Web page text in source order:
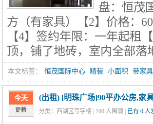
盘：恒茂
方（有家具）【2】价格：
【4】签约年限：一年起租
顶，铺了地砖，室内全部落
本文标签： 恒茂国际中心 精装 小面积 带家
今天
更新
(出租) [明珠广场]90平办公房,家
分类：西湖区写字楼 | 100 人围观 | 已有 0 人